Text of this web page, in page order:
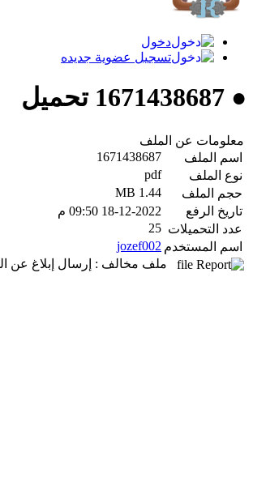
دخول
تسجيل عضوية جديده
● 1671438687 تحميل
معلومات عن الملف
اسم الملف
1671438687
نوع الملف
pdf
حجم الملف
1.44 MB
تاريخ الرفع
18-12-2022 09:50 م
عدد التحميلات 25
اسم المستخدم jozef002
ملف مخالف : إرسال إبلاغ عن